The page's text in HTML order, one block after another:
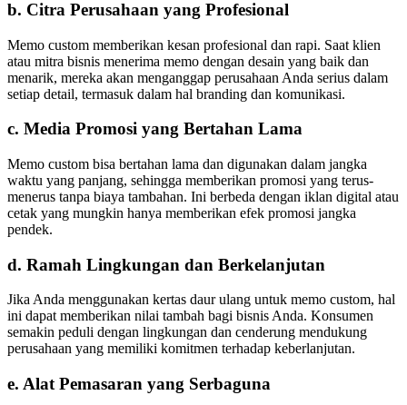
b. Citra Perusahaan yang Profesional
Memo custom memberikan kesan profesional dan rapi. Saat klien
atau mitra bisnis menerima memo dengan desain yang baik dan
menarik, mereka akan menganggap perusahaan Anda serius dalam
setiap detail, termasuk dalam hal branding dan komunikasi.
c. Media Promosi yang Bertahan Lama
Memo custom bisa bertahan lama dan digunakan dalam jangka
waktu yang panjang, sehingga memberikan promosi yang terus-
menerus tanpa biaya tambahan. Ini berbeda dengan iklan digital atau
cetak yang mungkin hanya memberikan efek promosi jangka
pendek.
d. Ramah Lingkungan dan Berkelanjutan
Jika Anda menggunakan kertas daur ulang untuk memo custom, hal
ini dapat memberikan nilai tambah bagi bisnis Anda. Konsumen
semakin peduli dengan lingkungan dan cenderung mendukung
perusahaan yang memiliki komitmen terhadap keberlanjutan.
e. Alat Pemasaran yang Serbaguna